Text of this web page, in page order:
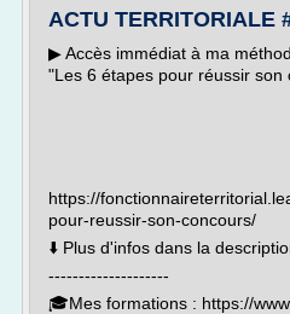
ACTU TERRITORIALE
▶︎ Accès immédiat à ma
"Les 6 étapes pour réussir son
https://
pour-reussir-son-concours/
⬇️ Plus d'infos dans la
--------------------
🎓Mes formations : https://